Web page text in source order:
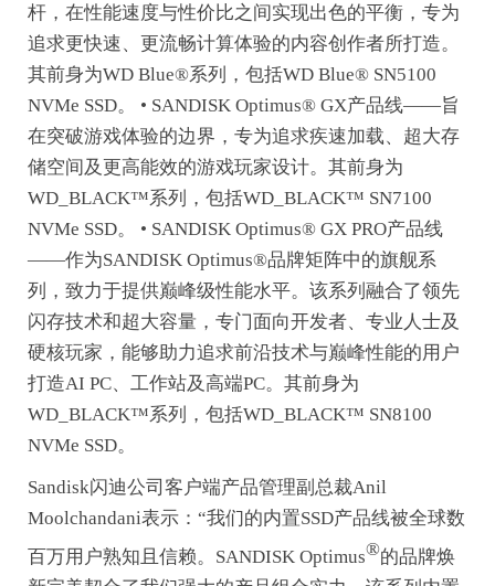
杆，在性能速度与性价比之间实现出色的平衡，专为
追求更快速、更流畅计算体验的内容创作者所打造。
其前身为WD Blue®系列，包括WD Blue® SN5100
NVMe SSD。 • SANDISK Optimus® GX产品线——旨
在突破游戏体验的边界，专为追求疾速加载、超大存
储空间及更高能效的游戏玩家设计。其前身为
WD_BLACK™系列，包括WD_BLACK™ SN7100
NVMe SSD。 • SANDISK Optimus® GX PRO产品线
——作为SANDISK Optimus®品牌矩阵中的旗舰系
列，致力于提供巅峰级性能水平。该系列融合了领先
闪存技术和超大容量，专门面向开发者、专业人士及
硬核玩家，能够助力追求前沿技术与巅峰性能的用户
打造AI PC、工作站及高端PC。其前身为
WD_BLACK™系列，包括WD_BLACK™ SN8100
NVMe SSD。
Sandisk闪迪公司客户端产品管理副总裁Anil
Moolchandani表示：“我们的内置SSD产品线被全球数
百万用户熟知且信赖。SANDISK Optimus®的品牌焕